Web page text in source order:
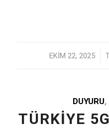
EKIM 22, 2025
/
DUYURU,
TÜRKIYE